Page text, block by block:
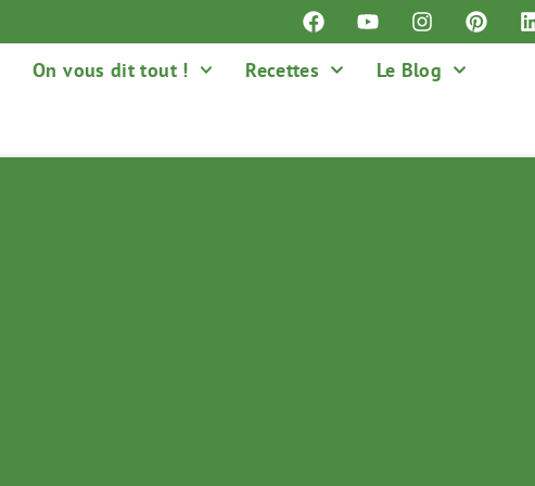
On vous dit tout ! Recettes Le Blog